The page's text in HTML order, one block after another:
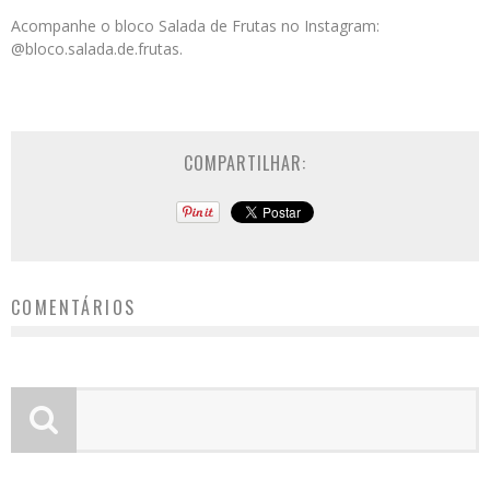
Acompanhe o bloco Salada de Frutas no Instagram:
@bloco.salada.de.frutas.
COMPARTILHAR:
COMENTÁRIOS